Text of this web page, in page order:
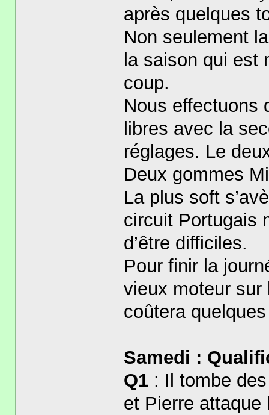
après quelques
Non seulement
la saison qui est
coup.
Nous effectuons
libres avec la
réglages. Le
Deux gommes
La plus soft
circuit Portugais
d’être difficiles.
Pour finir la
vieux moteur
coûtera
Samedi :
Q1 : Il tombe
et Pierre